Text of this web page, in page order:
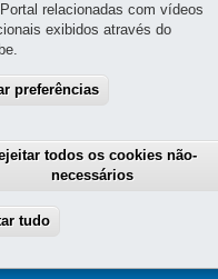
WALDEMAR
de Novembro, 3701 - Bom
030- Campo Largo-PR
41 3391-8100
relacionadas com vídeos
exibidos através do
preferências
todos os cookies não-
necessários
tudo